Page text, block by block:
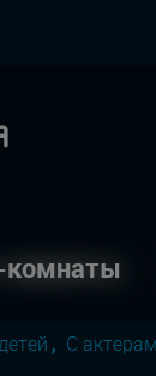
комнаты
С